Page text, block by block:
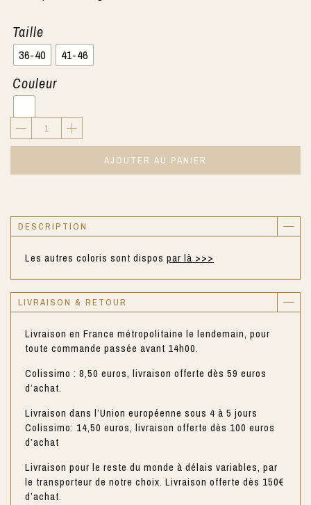
Taille
36-40 41-46
Couleur
AJOUTER AU PANIER
DESCRIPTION
Les autres coloris sont dispos par là >>>
LIVRAISON & RETOUR
Livraison en France métropolitaine le lendemain, pour
toute commande passée avant 14h00.
Colissimo : 8,50 euros, livraison offerte dès 59 euros
d’achat.
Livraison dans l’Union européenne sous 4 à 5 jours
Colissimo: 14,50 euros, livraison offerte dès 100 euros
d’achat
Livraison pour le reste du monde à délais variables, par
le transporteur de notre choix. Livraison offerte dès 150€
d’achat.